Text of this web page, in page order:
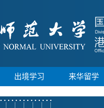
出境学习 来华留学